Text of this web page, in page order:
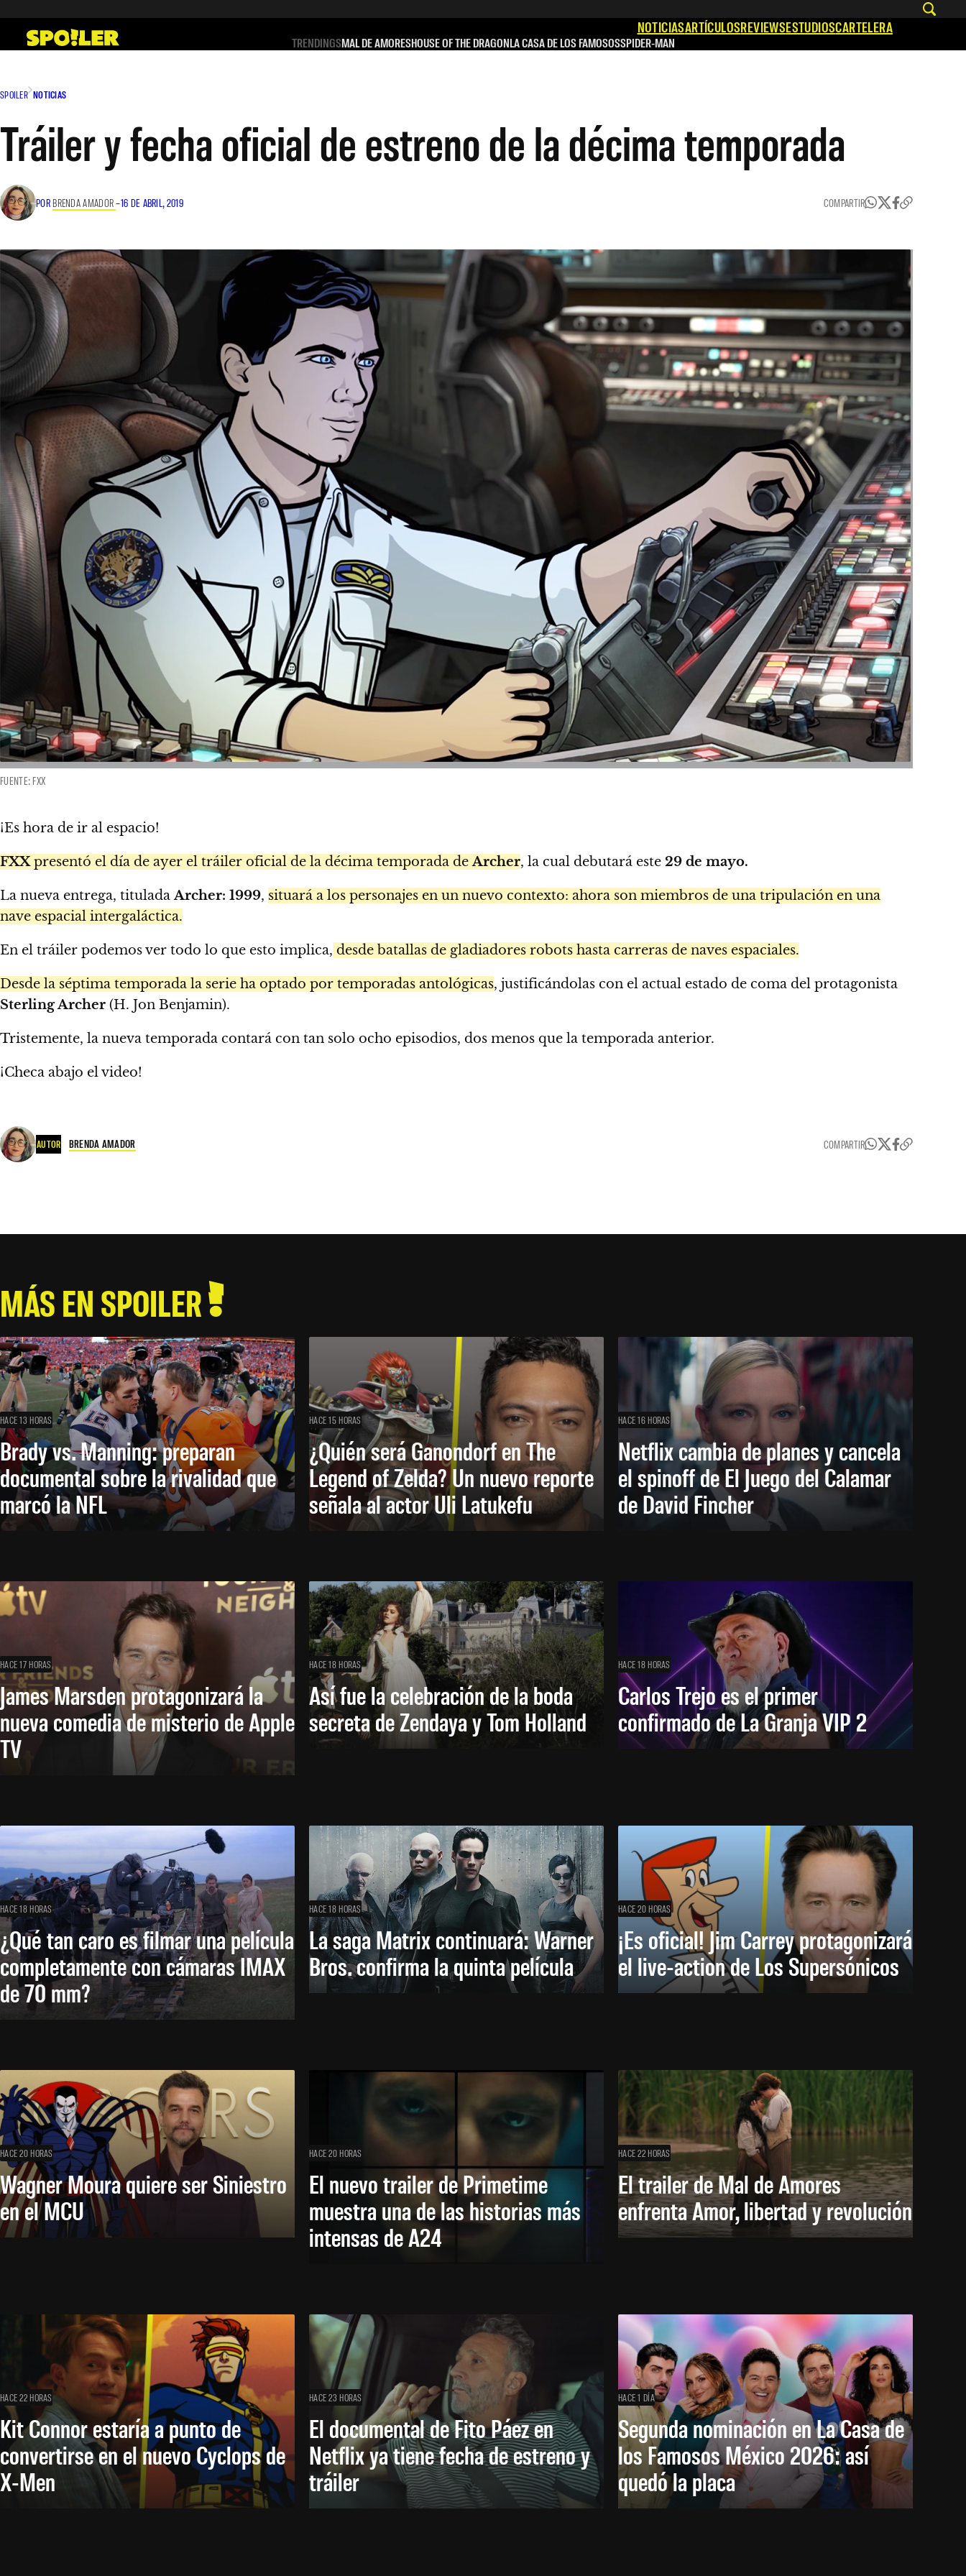
contenido
NOTICIASARTÍCULOSREVIEWSESTUDIOSCARTELERA
TRENDINGSMAL DE AMORESHOUSE OF THE DRAGONLA CASA DE LOS FAMOSOSSPIDER-MAN
SPOILER NOTICIAS
Tráiler y fecha oficial de estreno de la décima temporada
POR BRENDA AMADOR–16 DE ABRIL, 2019 COMPARTIR
FUENTE: FXX
¡Es hora de ir al espacio!
FXXpresentó el día de ayer el tráiler oficial de la décima temporada deArcher, la cual debutará este 29 de mayo.
La nueva entrega, tituladaArcher: 1999, situará a los personajes en un nuevo contexto: ahora son miembros de una tripulación en una
nave espacial intergaláctica.
En el tráiler podemos ver todo lo que esto implica, desde batallas de gladiadores robots hasta carreras de naves espaciales.
Desde la séptima temporada la serie ha optado por temporadas antológicas, justificándolas con el actual estado de coma del protagonista
Sterling Archer (H. Jon Benjamin).
Tristemente, la nueva temporada contará con tan solo ocho episodios, dos menos que la temporada anterior.
¡Checa abajo el video!
AUTOR BRENDA AMADOR COMPARTIR
MÁS EN SPOILER
HACE 13 HORAS
Brady vs. Manning: preparan
documental sobre la rivalidad que
marcó la NFL
HACE 15 HORAS
¿Quién será Ganondorf en The
Legend of Zelda? Un nuevo reporte
señala al actor Uli Latukefu
HACE 16 HORAS
Netflix cambia de planes y cancela
el spinoff de El Juego del Calamar
de David Fincher
HACE 17 HORAS
James Marsden protagonizará la
nueva comedia de misterio de Apple
TV
HACE 18 HORAS
Así fue la celebración de la boda
secreta de Zendaya y Tom Holland
HACE 18 HORAS
Carlos Trejo es el primer
confirmado de La Granja VIP 2
HACE 18 HORAS
¿Qué tan caro es filmar una película
completamente con cámaras IMAX
de 70 mm?
HACE 18 HORAS
La saga Matrix continuará: Warner
Bros. confirma la quinta película
HACE 20 HORAS
¡Es oficial! Jim Carrey protagonizará
el live-action de Los Supersónicos
HACE 20 HORAS
Wagner Moura quiere ser Siniestro
en el MCU
HACE 20 HORAS
El nuevo trailer de Primetime
muestra una de las historias más
intensas de A24
HACE 22 HORAS
El trailer de Mal de Amores
enfrenta Amor, libertad y revolución
HACE 22 HORAS
Kit Connor estaría a punto de
convertirse en el nuevo Cyclops de
X-Men
HACE 23 HORAS
El documental de Fito Páez en
Netflix ya tiene fecha de estreno y
tráiler
HACE 1 DÍA
Segunda nominación en La Casa de
los Famosos México 2026: así
quedó la placa